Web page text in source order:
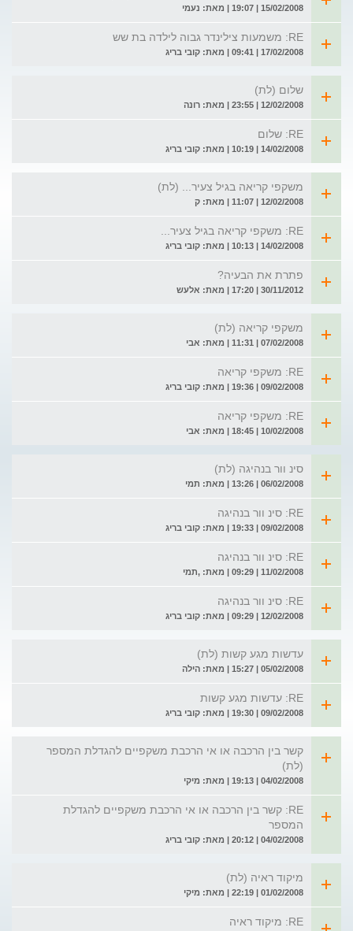
15/02/2008 | 19:07 | מאת: נעמי
RE: משמעות צילינדר גבוה לילדה בת שש
17/02/2008 | 09:41 | מאת: קובי בריג
שלום (לת)
12/02/2008 | 23:55 | מאת: רונה
RE: שלום
14/02/2008 | 10:19 | מאת: קובי בריג
משקפי קריאה בגיל צעיר... (לת)
12/02/2008 | 11:07 | מאת: ק
RE: משקפי קריאה בגיל צעיר...
14/02/2008 | 10:13 | מאת: קובי בריג
פתרת את הבעיה?
30/11/2012 | 17:20 | מאת: אלעש
משקפי קריאה (לת)
07/02/2008 | 11:31 | מאת: אבי
RE: משקפי קריאה
09/02/2008 | 19:36 | מאת: קובי בריג
RE: משקפי קריאה
10/02/2008 | 18:45 | מאת: אבי
סינ וור בנהיגה (לת)
06/02/2008 | 13:26 | מאת: תמי
RE: סינ וור בנהיגה
09/02/2008 | 19:33 | מאת: קובי בריג
RE: סינ וור בנהיגה
11/02/2008 | 09:29 | מאת: ,תמי
RE: סינ וור בנהיגה
12/02/2008 | 09:29 | מאת: קובי בריג
עדשות מגע קשות (לת)
05/02/2008 | 15:27 | מאת: הילה
RE: עדשות מגע קשות
09/02/2008 | 19:30 | מאת: קובי בריג
קשר בין הרכבה או אי הרכבת משקפיים להגדלת המספר
(לת)
04/02/2008 | 19:13 | מאת: מיקי
RE: קשר בין הרכבה או אי הרכבת משקפיים להגדלת
המספר
04/02/2008 | 20:12 | מאת: קובי בריג
מיקוד ראיה (לת)
01/02/2008 | 22:19 | מאת: מיקי
RE: מיקוד ראיה